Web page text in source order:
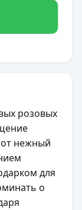
розовых
нежный
для
о